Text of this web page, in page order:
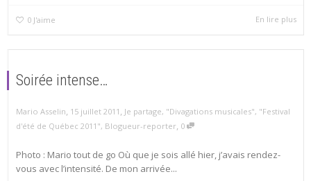
0 J'aime En lire plus
Soirée intense…
Mario Asselin, 15 juillet 2011 , Je partage, "Divagations musicales", "Festival
d'été de Québec 2011", Blogueur-reporter, 0
Photo : Mario tout de go Où que je sois allé hier, j’avais rendez-
vous avec l’intensité. De mon arrivée...